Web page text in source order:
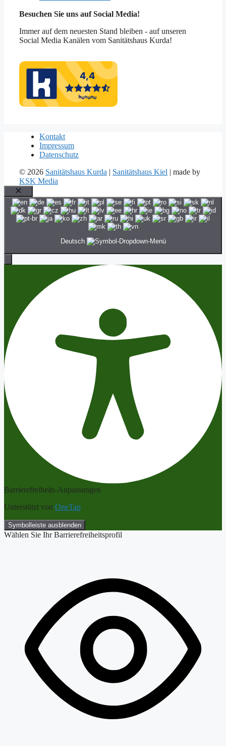
Besuchen Sie uns auf Social Media!
Immer auf dem neuesten Stand bleiben - auf unseren
Social Media Kanälen vom Sanitätshaus Kurda!
Kontakt
Impressum
Datenschutz
© 2026 Sanitätshaus Kurda | Sanitätshaus Kiel | made by
KSK Media
Schließen
Deutsch
Barrierefreiheits-Anpassungen
Unterstützt von OneTap
Symbolleiste ausblenden
Wählen Sie Ihr Barrierefreiheitsprofil